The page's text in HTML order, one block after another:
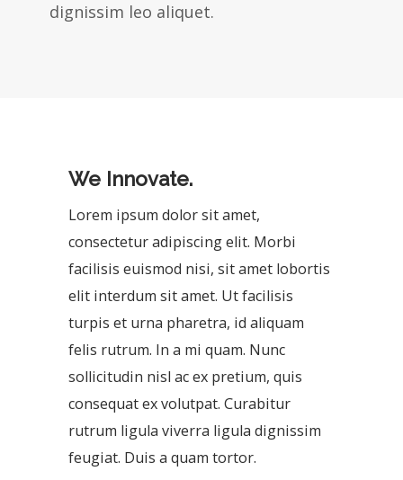
dignissim leo aliquet.
We Innovate.
Lorem ipsum dolor sit amet,
consectetur adipiscing elit. Morbi
facilisis euismod nisi, sit amet lobortis
elit interdum sit amet. Ut facilisis
turpis et urna pharetra, id aliquam
felis rutrum. In a mi quam. Nunc
sollicitudin nisl ac ex pretium, quis
consequat ex volutpat. Curabitur
rutrum ligula viverra ligula dignissim
feugiat. Duis a quam tortor.